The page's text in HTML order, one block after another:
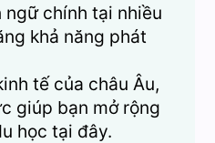
chính tại nhiều
khả năng phát
tế của châu Âu,
giúp bạn mở rộng
học tại đây.